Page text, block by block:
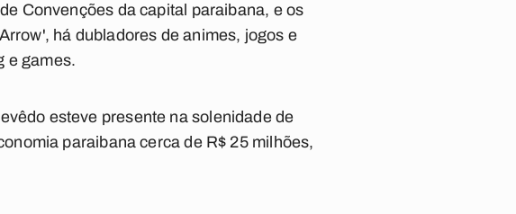
Convenções da capital paraibana, e os
há dubladores de animes, jogos e
e games.
esteve presente na solenidade de
paraibana cerca de R$ 25 milhões,